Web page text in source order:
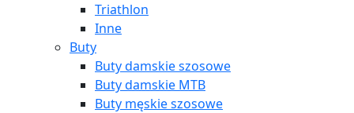
Triathlon
Inne
Buty
Buty damskie szosowe
Buty damskie MTB
Buty męskie szosowe